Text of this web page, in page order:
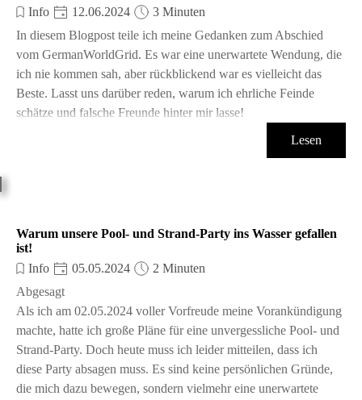
Info
12.06.2024
3 Minuten
In diesem Blogpost teile ich meine Gedanken zum Abschied
vom GermanWorldGrid. Es war eine unerwartete Wendung, die
ich nie kommen sah, aber rückblickend war es vielleicht das
Beste. Lasst uns darüber reden, warum ich ehrliche Feinde
schätze und falsche Freunde hinter mir lasse!
Lesen
Warum unsere Pool- und Strand-Party ins Wasser gefallen
ist!
Info
05.05.2024
2 Minuten
Abgesagt
Als ich am 02.05.2024 voller Vorfreude meine Vorankündigung
machte, hatte ich große Pläne für eine unvergessliche Pool- und
Strand-Party. Doch heute muss ich leider mitteilen, dass ich
diese Party absagen muss. Es sind keine persönlichen Gründe,
die mich dazu bewegen, sondern vielmehr eine unerwartete